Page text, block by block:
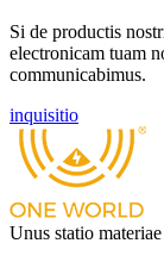
Si de productis
electronicam tuam
communicabimus.
inquisitio
Unus statio